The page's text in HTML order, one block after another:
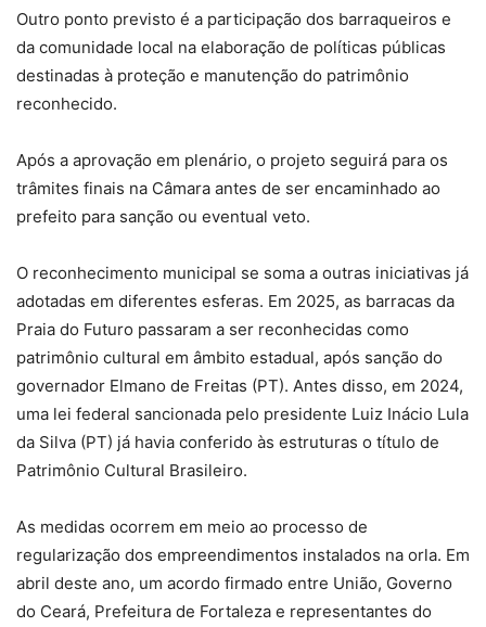
Outro ponto previsto é a participação dos barraqueiros e
da comunidade local na elaboração de políticas públicas
destinadas à proteção e manutenção do patrimônio
reconhecido.
Após a aprovação em plenário, o projeto seguirá para os
trâmites finais na Câmara antes de ser encaminhado ao
prefeito para sanção ou eventual veto.
O reconhecimento municipal se soma a outras iniciativas já
adotadas em diferentes esferas. Em 2025, as barracas da
Praia do Futuro passaram a ser reconhecidas como
patrimônio cultural em âmbito estadual, após sanção do
governador Elmano de Freitas (PT). Antes disso, em 2024,
uma lei federal sancionada pelo presidente Luiz Inácio Lula
da Silva (PT) já havia conferido às estruturas o título de
Patrimônio Cultural Brasileiro.
As medidas ocorrem em meio ao processo de
regularização dos empreendimentos instalados na orla. Em
abril deste ano, um acordo firmado entre União, Governo
do Ceará, Prefeitura de Fortaleza e representantes do